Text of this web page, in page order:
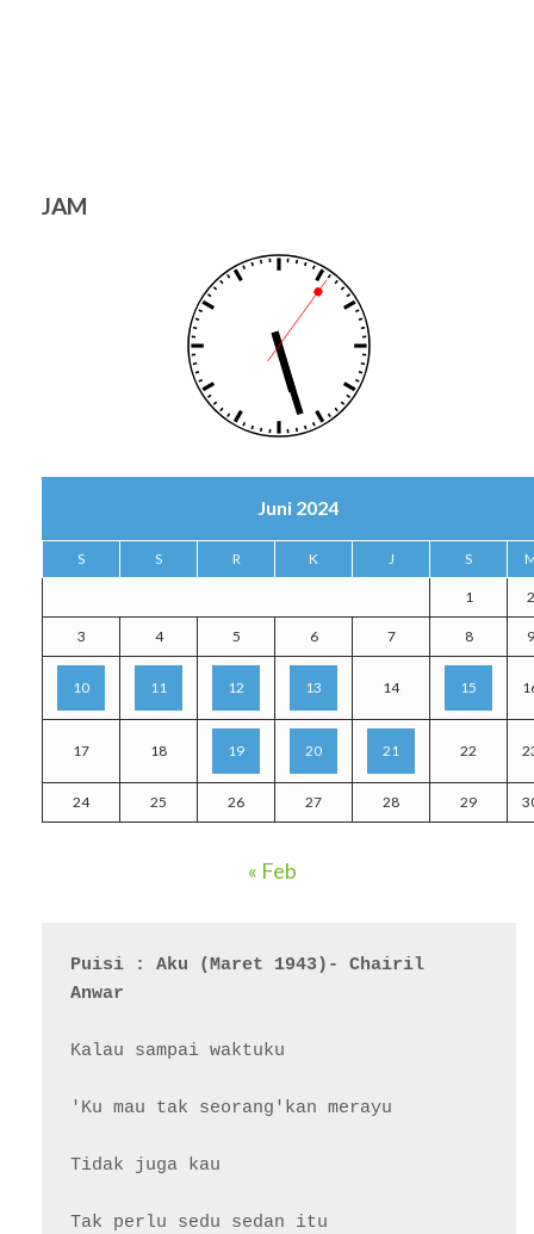
JAM
Juni 2024
S S R K J S
1 2
3 4 5 6 7 8 9
10 11 12 13 14 15
17 18 19 20 21 22
24 25 26 27 28 29
« Feb
Puisi : Aku (Maret 1943)- Chairil
Anwar
Kalau sampai waktuku
'Ku mau tak seorang'kan merayu
Tidak juga kau
Tak perlu sedu sedan itu